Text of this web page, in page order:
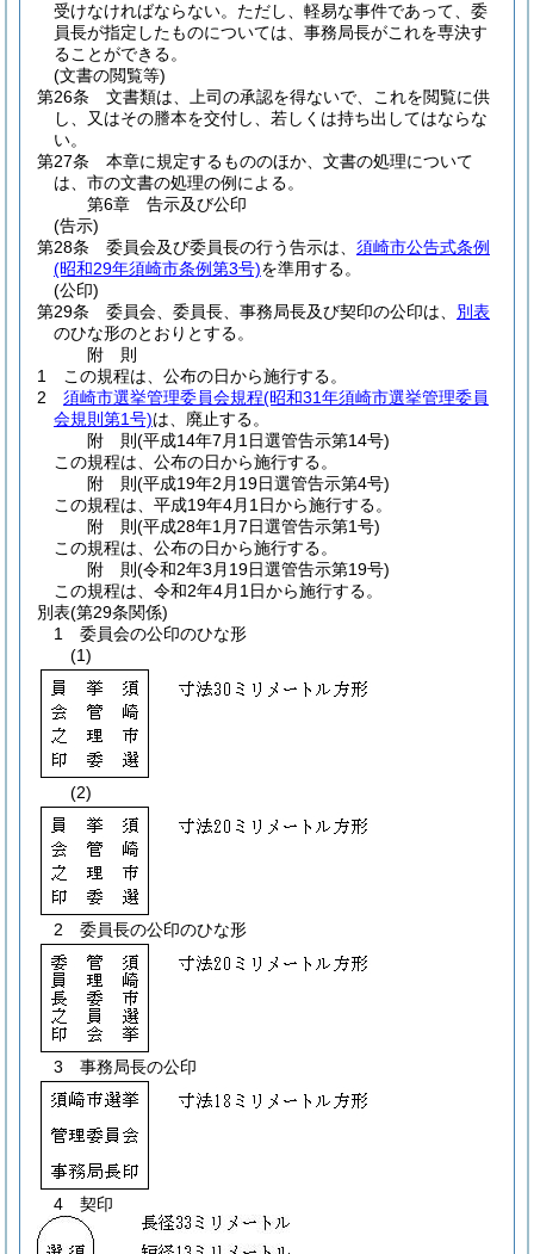
受けなければならない。 ただし、軽易な事件であって、委
員長が指定したものについては、事務局長がこれを専決す
ることができる。
(文書の閲覧等)
第26条
文書類は、上司の承認を得ないで、これを閲覧に供
し、又はその謄本を交付し、若しくは持ち出してはならな
い。
第27条
本章に規定するもののほか、文書の処理について
は、市の文書の処理の例による。
第6章
告示及び公印
(告示)
第28条
委員会及び委員長の行う告示は、 須崎市公告式条例
(昭和29年須崎市条例第3号)を準用する。
(公印)
第29条
委員会、委員長、事務局長及び契印の公印は、 別表
のひな形のとおりとする。
附 則
1
この規程は、公布の日から施行する。
2
須崎市選挙管理委員会規程(昭和31年須崎市選挙管理委員
会規則第1号)は、廃止する。
附 則(平成14年7月1日選管告示第14号)
この規程は、公布の日から施行する。
附 則(平成19年2月19日選管告示第4号)
この規程は、平成19年4月1日から施行する。
附 則(平成28年1月7日選管告示第1号)
この規程は、公布の日から施行する。
附 則(令和2年3月19日選管告示第19号)
この規程は、令和2年4月1日から施行する。
別表(第29条関係)
1 委員会の公印のひな形
(1)
(2)
2 委員長の公印のひな形
3 事務局長の公印
4 契印